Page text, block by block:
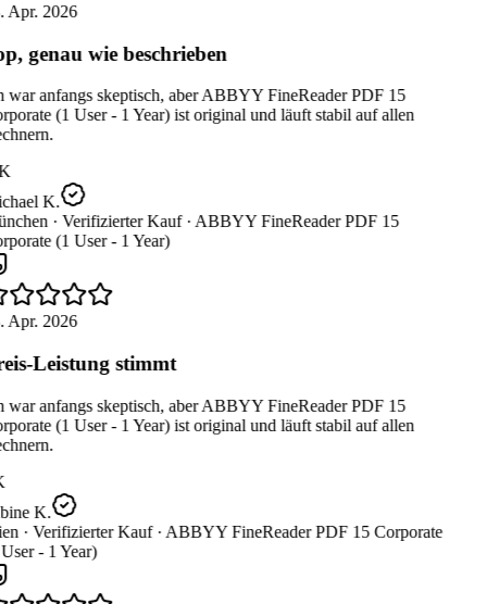
Apr. 2026
genau wie beschrieben
war anfangs skeptisch, aber ABBYY FineReader PDF 15
(1 User - 1 Year) ist original und läuft stabil auf allen
K.
· Verifizierter Kauf ·ABBYY FineReader PDF 15
(1 User - 1 Year)
Apr. 2026
Leistung stimmt
war anfangs skeptisch, aber ABBYY FineReader PDF 15
(1 User - 1 Year) ist original und läuft stabil auf allen
K.
· Verifizierter Kauf ·ABBYY FineReader PDF 15 Corporate
- 1 Year)